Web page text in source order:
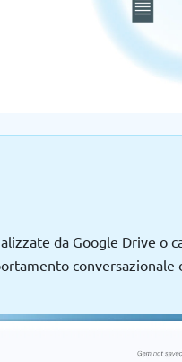
da Google Drive o
conversazionale